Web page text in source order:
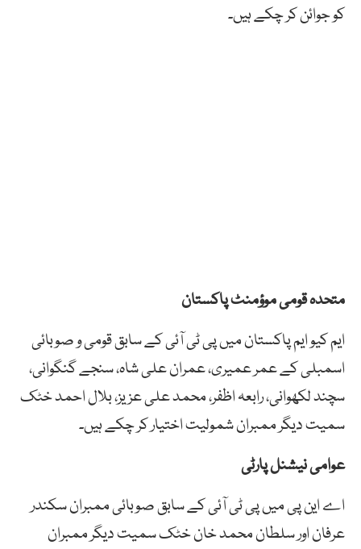
کو جوائن کر چکے ہیں۔
متحدہ قومی موؤمنٹ پاکستان
ایم کیو ایم پاکستان میں پی ٹی آئی کے سابق قومی و صوبائی
اسمبلی کے عمر عمیری، عمران علی شاہ، سنجے گنگوانی،
سچند لکھوانی، رابعہ اظفر، محمد علی عزیز، بلال احمد خٹک
سمیت دیگر ممبران شمولیت اختیار کر چکے ہیں۔
عوامی نیشنل پارٹی
اے این پی میں پی ٹی آئی کے سابق صوبائی ممبران سکندر
عرفان اور سلطان محمد خان خٹک سمیت دیگر ممبران